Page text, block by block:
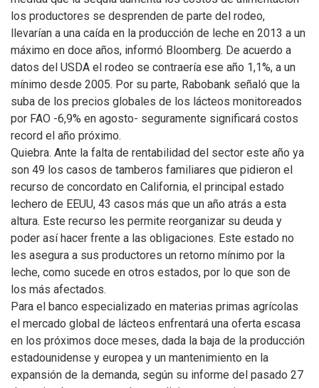
los productores se desprenden de parte del rodeo,
llevarían a una caída en la producción de leche en 2013 a un
máximo en doce años, informó Bloomberg. De acuerdo a
datos del USDA el rodeo se contraería ese año 1,1%, a un
mínimo desde 2005. Por su parte, Rabobank señaló que la
suba de los precios globales de los lácteos monitoreados
por FAO -6,9% en agosto- seguramente significará costos
record el año próximo.
Quiebra. Ante la falta de rentabilidad del sector este año ya
son 49 los casos de tamberos familiares que pidieron el
recurso de concordato en California, el principal estado
lechero de EEUU, 43 casos más que un año atrás a esta
altura. Este recurso les permite reorganizar su deuda y
poder así hacer frente a las obligaciones. Este estado no
les asegura a sus productores un retorno mínimo por la
leche, como sucede en otros estados, por lo que son de
los más afectados.
Para el banco especializado en materias primas agrícolas
el mercado global de lácteos enfrentará una oferta escasa
en los próximos doce meses, dada la baja de la producción
estadounidense y europea y un mantenimiento en la
expansión de la demanda, según su informe del pasado 27